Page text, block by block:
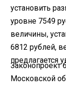
установить
уровне 7549
величины,
6812 рублей,
предлагается
Законопроект
Московской